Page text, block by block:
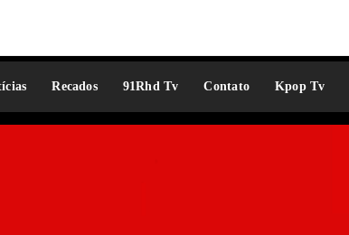
Recados 91Rhd Tv Contato Kpop Tv